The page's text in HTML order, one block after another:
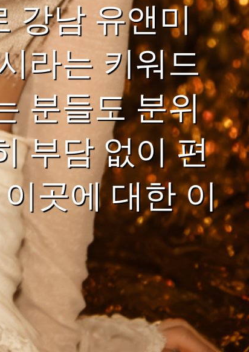
강남 유앤미
라는 키워드
분들도 분위
부담 없이 편
곳에 대한 이